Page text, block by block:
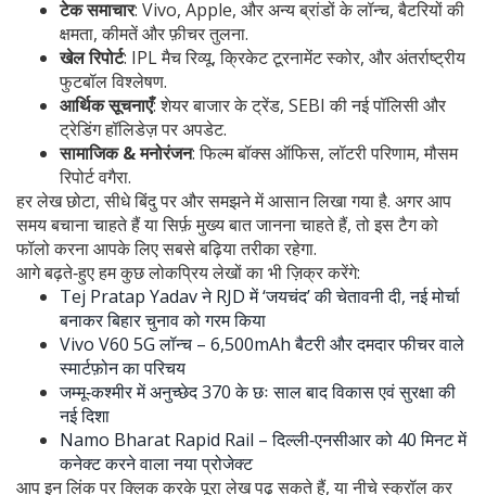
टेक समाचार: Vivo, Apple, और अन्य ब्रांडों के लॉन्च, बैटरियों की
क्षमता, कीमतें और फ़ीचर तुलना.
खेल रिपोर्ट: IPL मैच रिव्यू, क्रिकेट टूरनामेंट स्कोर, और अंतर्राष्ट्रीय
फुटबॉल विश्लेषण.
आर्थिक सूचनाएँ: शेयर बाजार के ट्रेंड, SEBI की नई पॉलिसी और
ट्रेडिंग हॉलिडेज़ पर अपडेट.
सामाजिक & मनोरंजन: फिल्म बॉक्स ऑफिस, लॉटरी परिणाम, मौसम
रिपोर्ट वगैरा.
हर लेख छोटा, सीधे बिंदु पर और समझने में आसान लिखा गया है. अगर आप
समय बचाना चाहते हैं या सिर्फ़ मुख्य बात जानना चाहते हैं, तो इस टैग को
फॉलो करना आपके लिए सबसे बढ़िया तरीका रहेगा.
आगे बढ़ते‑हुए हम कुछ लोकप्रिय लेखों का भी ज़िक्र करेंगे:
Tej Pratap Yadav ने RJD में ‘जयचंद’ की चेतावनी दी, नई मोर्चा
बनाकर बिहार चुनाव को गरम किया
Vivo V60 5G लॉन्च – 6,500mAh बैटरी और दमदार फीचर वाले
स्मार्टफ़ोन का परिचय
जम्मू‑कश्मीर में अनुच्छेद 370 के छः साल बाद विकास एवं सुरक्षा की
नई दिशा
Namo Bharat Rapid Rail – दिल्ली‑एनसीआर को 40 मिनट में
कनेक्ट करने वाला नया प्रोजेक्ट
आप इन लिंक पर क्लिक करके पूरा लेख पढ़ सकते हैं, या नीचे स्क्रॉल कर